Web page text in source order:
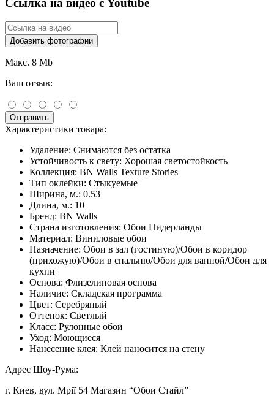
Ссылка на видео с Youtube
Добавить фотографии
Макс. 8 Mb
Ваш отзыв:
Отправить
Характеристики товара:
Удаление: Снимаются без остатка
Устойчивость к свету: Хорошая светостойкость
Коллекция: BN Walls Texture Stories
Тип оклейки: Стыкуемые
Ширина, м.: 0.53
Длина, м.: 10
Бренд: BN Walls
Страна изготовления: Обои Нидерланды
Материал: Виниловые обои
Назначение: Обои в зал (гостиную)/Обои в коридор
(прихожую)/Обои в спальню/Обои для ванной/Обои для
кухни
Основа: Флизелиновая основа
Наличие: Складская программа
Цвет: Серебряный
Оттенок: Светлый
Класс: Рулонные обои
Уход: Моющиеся
Нанесение клея: Клей наносится на стену
Адрес Шоу-Рума:
г. Киев, вул. Мрії 54 Магазин “Обои Стайл”